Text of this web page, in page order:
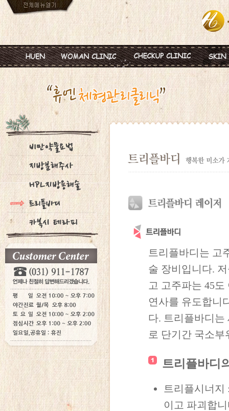
진료안내
진료시간
병원둘러보기
찾아오시는길
피임
월경이상
질염 및 성병
갱년기 및 폐경
여성성형
혈액종합검진
미혼여성검진
초기임신검진
트리플바디는 고
술 장비입니다.
고 고주파는 45
연사를 유도합니
다. 트리플바디는
로 단기간 국소
트리플바디
트리플시너지
이고 파괴합